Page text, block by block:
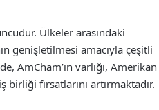
Ülkeler arasındaki
genişletilmesi amacıyla çeşitli
AmCham’ın varlığı, Amerikan
fırsatlarını artırmaktadır.